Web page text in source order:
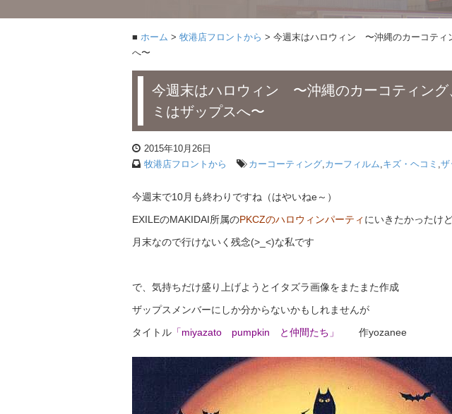
ホーム 牧港店フロントから
今週末はハロウィン 〜沖縄のカーコティ
へ〜
今週末はハロウィン 〜沖縄のカーコティング
ミはザップスへ〜
2015年10月26日
牧港店フロントから
カーコーティング,カーフィルム,キズ・ヘコミ ,ザ
今週末で10月も終わりですね（はやいねe～）
EXILEのMAKIDAI所属のPKCZのハロウィンパーティ にいきたかったけ
月末なので行けないく残念(>_<)な私です
で、気持ちだけ盛り上げようとイタズラ画像をまたまた作成
ザップスメンバーにしか分からないかもしれませんが
タイトル 「miyazato pumpkin と仲間たち」 作yozanee